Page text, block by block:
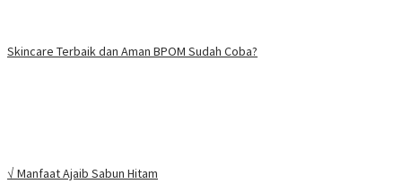
Skincare Terbaik dan Aman BPOM Sudah Coba?
√ Manfaat Ajaib Sabun Hitam